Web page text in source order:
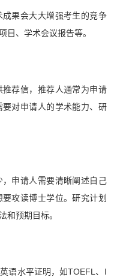
果会大大增强考生的竞争
目、学术会议报告等。
荐信，推荐人通常为申请
对申请人的学术能力、研
申请人需要清晰阐述自己
攻读博士学位。研究计划
和预期目标。
语水平证明，如TOEFL、I